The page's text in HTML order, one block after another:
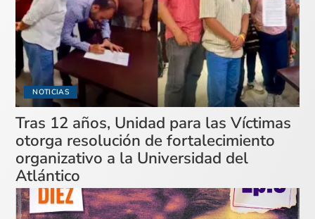
NOTICIAS
Tras 12 años, Unidad para las Víctimas
otorga resolución de fortalecimiento
organizativo a la Universidad del
Atlántico